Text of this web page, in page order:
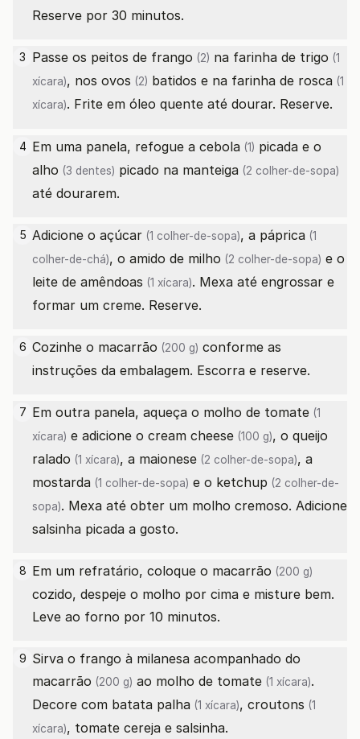
Reserve por 30 minutos.
3 Passe os peitos de frango (2) na farinha de trigo (1
xícara), nos ovos (2) batidos e na farinha de rosca (1
xícara). Frite em óleo quente até dourar. Reserve.
4 Em uma panela, refogue a cebola (1) picada e o
alho (3 dentes) picado na manteiga (2 colher-de-sopa)
até dourarem.
5 Adicione o açúcar (1 colher-de-sopa), a páprica (1
colher-de-chá), o amido de milho (2 colher-de-sopa) e o
leite de amêndoas (1 xícara). Mexa até engrossar e
formar um creme. Reserve.
6 Cozinhe o macarrão (200 g) conforme as
instruções da embalagem. Escorra e reserve.
7 Em outra panela, aqueça o molho de tomate (1
xícara) e adicione o cream cheese (100 g), o queijo
ralado (1 xícara), a maionese (2 colher-de-sopa), a
mostarda (1 colher-de-sopa) e o ketchup (2 colher-de-
sopa). Mexa até obter um molho cremoso. Adicione
salsinha picada a gosto.
8 Em um refratário, coloque o macarrão (200 g)
cozido, despeje o molho por cima e misture bem.
Leve ao forno por 10 minutos.
9 Sirva o frango à milanesa acompanhado do
macarrão (200 g) ao molho de tomate (1 xícara).
Decore com batata palha (1 xícara), croutons (1
xícara), tomate cereja e salsinha.